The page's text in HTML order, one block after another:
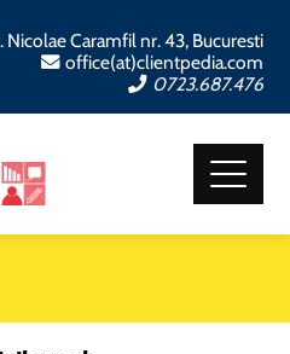
Nicolae Caramfil nr. 43, Bucuresti
office(at)clientpedia.com
0723.687.476